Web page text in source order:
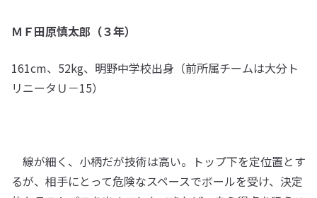
ＭＦ田原慎太郎（３年）
161cm、52kg、明野中学校出身（前所属チームは大分ト
リニータＵ－15）
線が細く、小柄だが技術は高い。トップ下を定位置とす
るが、相手にとって危険なスペースでボールを受け、決定